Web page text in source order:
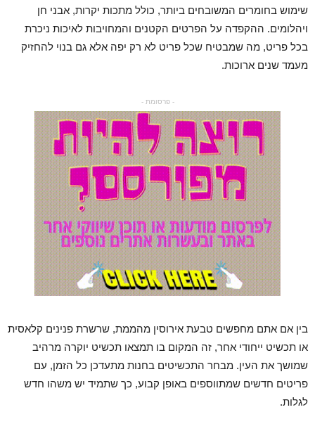
שימוש בחומרים המשובחים ביותר, כולל מתכות יקרות, אבני חן
ויהלומים. ההקפדה על הפרטים הקטנים והמחויבות לאיכות ניכרת
בכל פריט, מה שמבטיח שכל פריט לא רק יפה אלא גם בנוי להחזיק
מעמד שנים ארוכות.
- פרסומת -
בין אם אתם מחפשים טבעת אירוסין מהממת, שרשרת פנינים קלאסית
או תכשיט ייחודי אחר, זה המקום בו תמצאו תכשיט יוקרה מרהיב
שמושך את העין. מבחר התכשיטים בחנות מתעדכן כל הזמן, עם
פריטים חדשים שמתווספים באופן קבוע, כך שתמיד יש משהו חדש
לגלות.